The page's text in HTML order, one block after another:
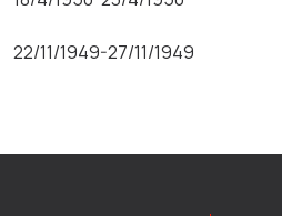
22/11/1949-27/11/1949